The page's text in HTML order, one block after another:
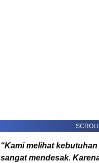
“Kami melihat
sangat mendesak.